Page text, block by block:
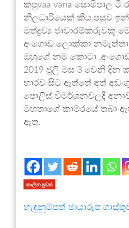
කපුvaa vana සොමිපාල
නිලධාරියෙක් කීය.පසුව
මත්ද්‍රව්‍ය ජාවාරම්කරුවකු
අංගොඩ ලොක්කා
ඔහුගේ නම කොටා
2019 ජූලි මස 3 වෙනි දින
භාරව සිට ඇත්තේ අත්
පොලිස් විමර්ශනවලදී
මහතාගේ කාමරයේ තබා
ඇත.
කාලීන පුවත්
හැඳුනුම්පත් ඡායාරූප